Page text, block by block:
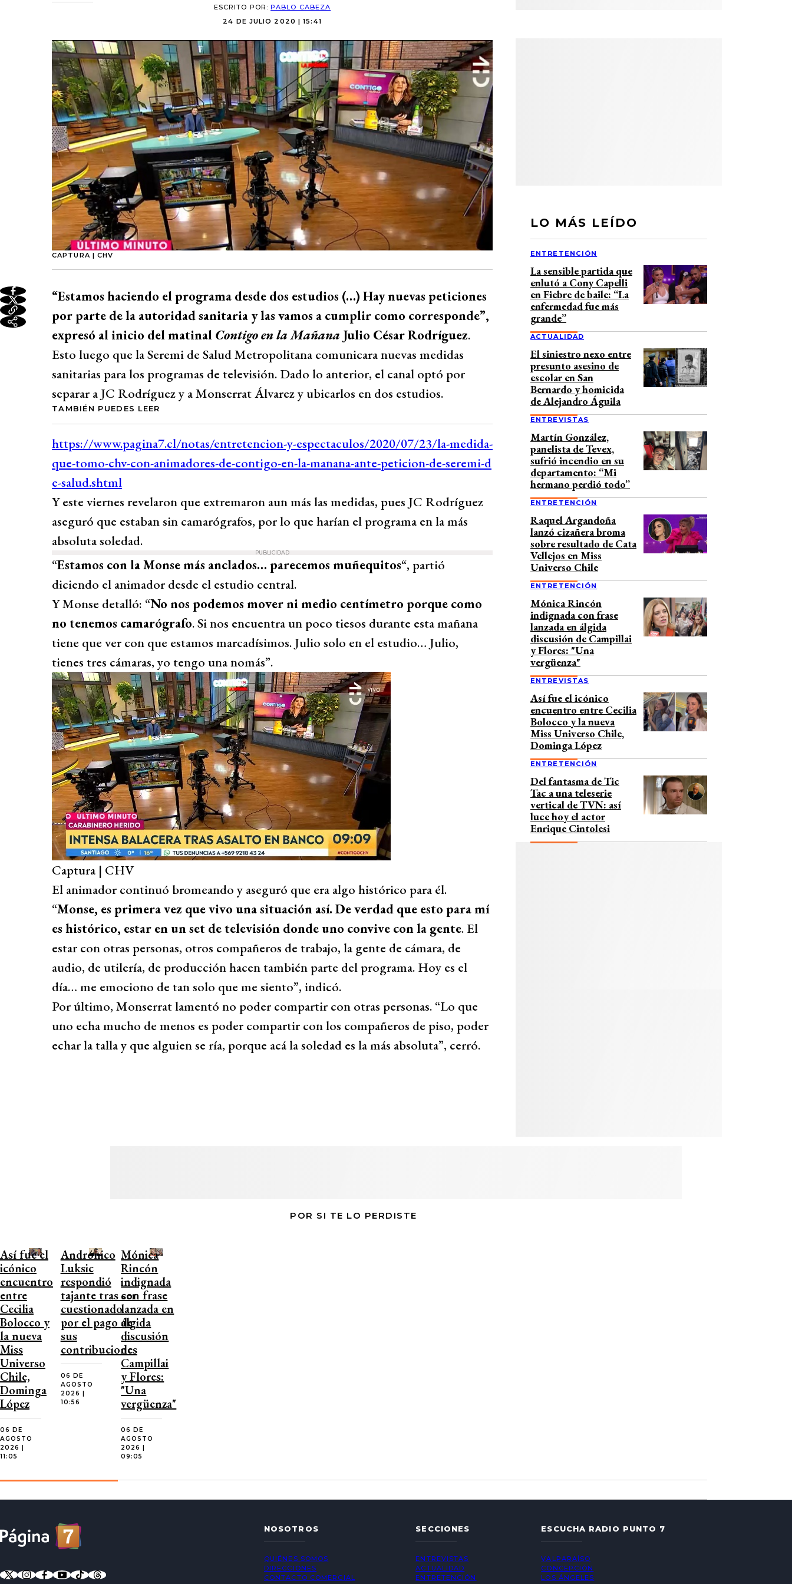
ESCRITO POR:PABLO CABEZA
24 DE JULIO 2020 | 15:41
CAPTURA | CHV
“Estamos haciendo el programa desde dos estudios (…) Hay nuevas peticiones
por parte de la autoridad sanitaria y las vamos a cumplir como corresponde”,
expresó al inicio del matinal Contigo en la Mañana Julio César Rodríguez.
Esto luego que la Seremi de Salud Metropolitana comunicara nuevas medidas
sanitarias para los programas de televisión. Dado lo anterior, el canal optó por
separar a JC Rodríguez y a Monserrat Álvarez y ubicarlos en dos estudios.
TAMBIÉN PUEDES LEER
Y este viernes revelaron que extremaron aun más las medidas, pues JC Rodríguez
aseguró que estaban sin camarógrafos, por lo que harían el programa en la más
absoluta soledad.
PUBLICIDAD
“Estamos con la Monse más anclados… parecemos muñequitos“, partió
diciendo el animador desde el estudio central.
Y Monse detalló: “No nos podemos mover ni medio centímetro porque como
no tenemos camarógrafo. Si nos encuentra un poco tiesos durante esta mañana
tiene que ver con que estamos marcadísimos. Julio solo en el estudio… Julio,
tienes tres cámaras, yo tengo una nomás”.
Captura | CHV
El animador continuó bromeando y aseguró que era algo histórico para él.
“Monse, es primera vez que vivo una situación así. De verdad que esto para mí
es histórico, estar en un set de televisión donde uno convive con la gente. El
estar con otras personas, otros compañeros de trabajo, la gente de cámara, de
audio, de utilería, de producción hacen también parte del programa. Hoy es el
día… me emociono de tan solo que me siento”, indicó.
Por último, Monserrat lamentó no poder compartir con otras personas. “Lo que
uno echa mucho de menos es poder compartir con los compañeros de piso, poder
echar la talla y que alguien se ría, porque acá la soledad es la más absoluta”, cerró.
LO MÁS LEÍDO
ENTRETENCIÓN
La sensible partida que
enlutó a Cony Capelli
en Fiebre de baile: “La
enfermedad fue más
grande”
ACTUALIDAD
El siniestro nexo entre
presunto asesino de
escolar en San
Bernardo y homicida
de Alejandro Águila
ENTREVISTAS
Martín González,
panelista de Tevex,
sufrió incendio en su
departamento: “Mi
hermano perdió todo”
ENTRETENCIÓN
Raquel Argandoña
lanzó cizañera broma
sobre resultado de Cata
Vellejos en Miss
Universo Chile
ENTRETENCIÓN
Mónica Rincón
indignada con frase
lanzada en álgida
discusión de Campillai
y Flores: "Una
vergüenza"
ENTREVISTAS
Así fue el icónico
encuentro entre Cecilia
Bolocco y la nueva
Miss Universo Chile,
Dominga López
ENTRETENCIÓN
Del fantasma de Tic
Tac a una teleserie
vertical de TVN: así
luce hoy el actor
Enrique Cintolesi
POR SI TE LO PERDISTE
Así fue el
icónico
encuentro
entre
Cecilia
Bolocco y
la nueva
Miss
Universo
Chile,
Dominga
López
06 DE
AGOSTO
2026 |
11:05
Andrónico
Luksic
respondió
tajante tras ser
cuestionado
por el pago de
sus
contribuciones
06 DE
AGOSTO
2026 |
10:56
Mónica
Rincón
indignada
con frase
lanzada en
álgida
discusión
de
Campillai
y Flores:
"Una
vergüenza"
06 DE
AGOSTO
2026 |
09:05
NOSOTROS
QUIÉNES SOMOS
DIRECCIONES
CONTACTO COMERCIAL
SECCIONES
ENTREVISTAS
ACTUALIDAD
ENTRETENCIÓN
ESCUCHA RADIO PUNTO 7
VALPARAÍSO
CONCEPCIÓN
LOS ÁNGELES